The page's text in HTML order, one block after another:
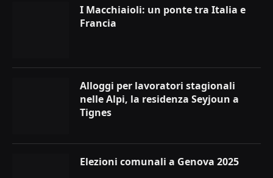
I Macchiaioli: un ponte tra Italia e
Francia
Alloggi per lavoratori stagionali
nelle Alpi, la residenza Seyjoun a
Tignes
Elezioni comunali a Genova 2025